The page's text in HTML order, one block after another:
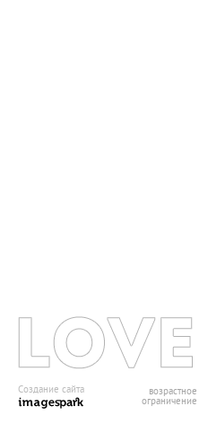
возрастное
ограничение
Создание сайта